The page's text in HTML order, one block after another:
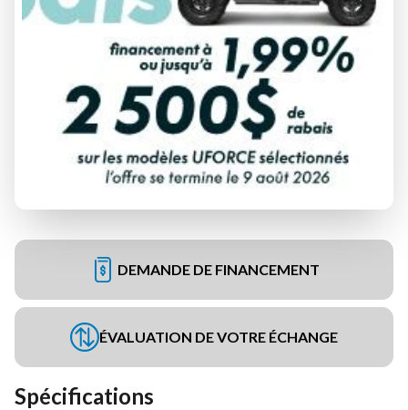
DEMANDE DE FINANCEMENT
ÉVALUATION DE VOTRE ÉCHANGE
Spécifications